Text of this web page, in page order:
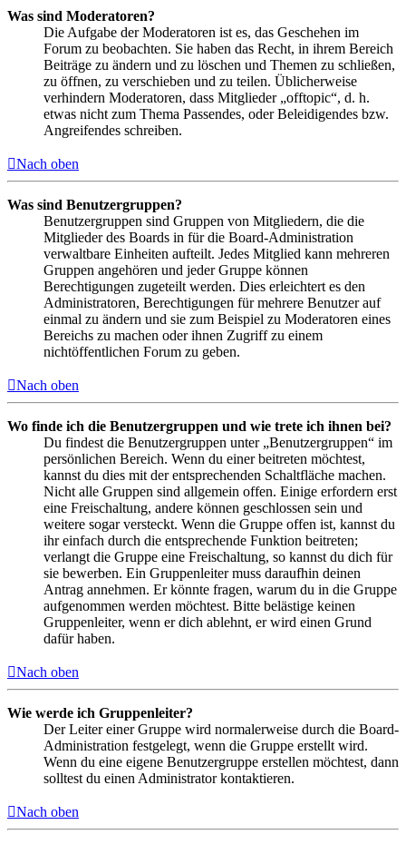
Was sind Moderatoren?
Die Aufgabe der Moderatoren ist es, das Geschehen im
Forum zu beobachten. Sie haben das Recht, in ihrem Bereich
Beiträge zu ändern und zu löschen und Themen zu schließen,
zu öffnen, zu verschieben und zu teilen. Üblicherweise
verhindern Moderatoren, dass Mitglieder „offtopic“, d. h.
etwas nicht zum Thema Passendes, oder Beleidigendes bzw.
Angreifendes schreiben.
Nach oben
Was sind Benutzergruppen?
Benutzergruppen sind Gruppen von Mitgliedern, die die
Mitglieder des Boards in für die Board-Administration
verwaltbare Einheiten aufteilt. Jedes Mitglied kann mehreren
Gruppen angehören und jeder Gruppe können
Berechtigungen zugeteilt werden. Dies erleichtert es den
Administratoren, Berechtigungen für mehrere Benutzer auf
einmal zu ändern und sie zum Beispiel zu Moderatoren eines
Bereichs zu machen oder ihnen Zugriff zu einem
nichtöffentlichen Forum zu geben.
Nach oben
Wo finde ich die Benutzergruppen und wie trete ich ihnen bei?
Du findest die Benutzergruppen unter „Benutzergruppen“ im
persönlichen Bereich. Wenn du einer beitreten möchtest,
kannst du dies mit der entsprechenden Schaltfläche machen.
Nicht alle Gruppen sind allgemein offen. Einige erfordern erst
eine Freischaltung, andere können geschlossen sein und
weitere sogar versteckt. Wenn die Gruppe offen ist, kannst du
ihr einfach durch die entsprechende Funktion beitreten;
verlangt die Gruppe eine Freischaltung, so kannst du dich für
sie bewerben. Ein Gruppenleiter muss daraufhin deinen
Antrag annehmen. Er könnte fragen, warum du in die Gruppe
aufgenommen werden möchtest. Bitte belästige keinen
Gruppenleiter, wenn er dich ablehnt, er wird einen Grund
dafür haben.
Nach oben
Wie werde ich Gruppenleiter?
Der Leiter einer Gruppe wird normalerweise durch die Board-
Administration festgelegt, wenn die Gruppe erstellt wird.
Wenn du eine eigene Benutzergruppe erstellen möchtest, dann
solltest du einen Administrator kontaktieren.
Nach oben